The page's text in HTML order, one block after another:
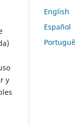
y
English
Español